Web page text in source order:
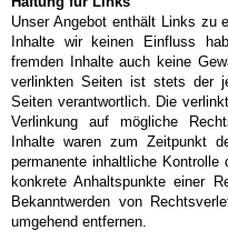
Unser Angebot enthält Links zu
Inhalte wir keinen Einfluss
fremden Inhalte auch keine
verlinkten Seiten ist stets der
Seiten verantwortlich. Die
Verlinkung auf mögliche
Inhalte waren zum Zeitpunkt
permanente inhaltliche
konkrete Anhaltspunkte einer
Bekanntwerden von
umgehend entfernen.